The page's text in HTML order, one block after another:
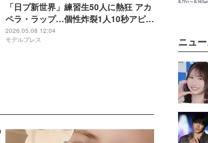
「日プ新世界」練習生50人に熱狂 アカ
ペラ・ラップ…個性炸裂1人10秒アピー
ル＆人数集めバトル【KCON JAPAN
2026】
2026.05.08 12:04
モデルプレス
ニュ